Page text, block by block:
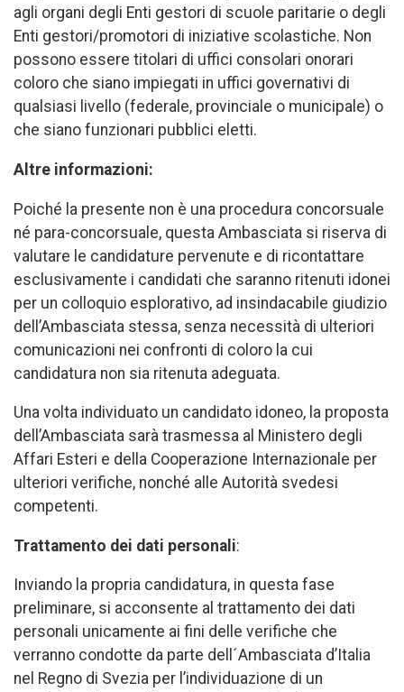
agli organi degli Enti gestori di scuole paritarie o degli
Enti gestori/promotori di iniziative scolastiche. Non
possono essere titolari di uffici consolari onorari
coloro che siano impiegati in uffici governativi di
qualsiasi livello (federale, provinciale o municipale) o
che siano funzionari pubblici eletti.
Altre informazioni:
Poiché la presente non è una procedura concorsuale
né para-concorsuale, questa Ambasciata si riserva di
valutare le candidature pervenute e di ricontattare
esclusivamente i candidati che saranno ritenuti idonei
per un colloquio esplorativo, ad insindacabile giudizio
dell’Ambasciata stessa, senza necessità di ulteriori
comunicazioni nei confronti di coloro la cui
candidatura non sia ritenuta adeguata.
Una volta individuato un candidato idoneo, la proposta
dell’Ambasciata sarà trasmessa al Ministero degli
Affari Esteri e della Cooperazione Internazionale per
ulteriori verifiche, nonché alle Autorità svedesi
competenti.
Trattamento dei dati personali:
Inviando la propria candidatura, in questa fase
preliminare, si acconsente al trattamento dei dati
personali unicamente ai fini delle verifiche che
verranno condotte da parte dell´Ambasciata d’Italia
nel Regno di Svezia per l’individuazione di un